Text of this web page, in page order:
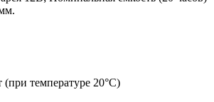
температуре 20°С)